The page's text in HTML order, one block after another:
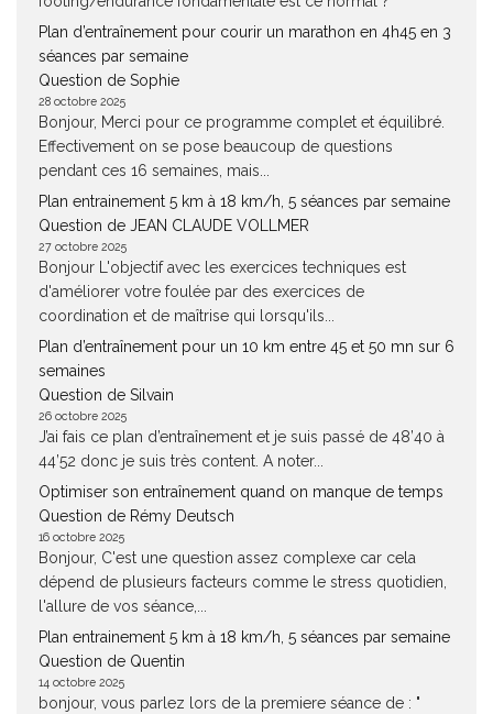
Plan d’entraînement pour courir un marathon en 4h45 en 3
séances par semaine
Question de Sophie
28 octobre 2025
Bonjour, Merci pour ce programme complet et équilibré.
Effectivement on se pose beaucoup de questions
pendant ces 16 semaines, mais...
Plan entrainement 5 km à 18 km/h, 5 séances par semaine
Question de JEAN CLAUDE VOLLMER
27 octobre 2025
Bonjour L'objectif avec les exercices techniques est
d'améliorer votre foulée par des exercices de
coordination et de maîtrise qui lorsqu'ils...
Plan d’entraînement pour un 10 km entre 45 et 50 mn sur 6
semaines
Question de Silvain
26 octobre 2025
J’ai fais ce plan d’entraînement et je suis passé de 48’40 à
44’52 donc je suis très content. A noter...
Optimiser son entraînement quand on manque de temps
Question de Rémy Deutsch
16 octobre 2025
Bonjour, C'est une question assez complexe car cela
dépend de plusieurs facteurs comme le stress quotidien,
l'allure de vos séance,...
Plan entrainement 5 km à 18 km/h, 5 séances par semaine
Question de Quentin
14 octobre 2025
bonjour, vous parlez lors de la premiere séance de : "